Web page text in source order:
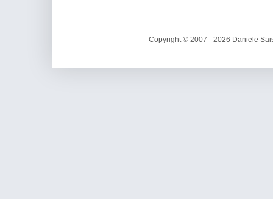
Copyright © 2007 - 2026 Daniele